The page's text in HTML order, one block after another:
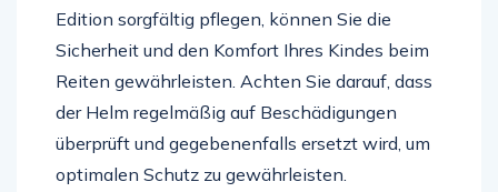
Edition sorgfältig pflegen, können Sie die
Sicherheit und den Komfort Ihres Kindes beim
Reiten gewährleisten. Achten Sie darauf, dass
der Helm regelmäßig auf Beschädigungen
überprüft und gegebenenfalls ersetzt wird, um
optimalen Schutz zu gewährleisten.